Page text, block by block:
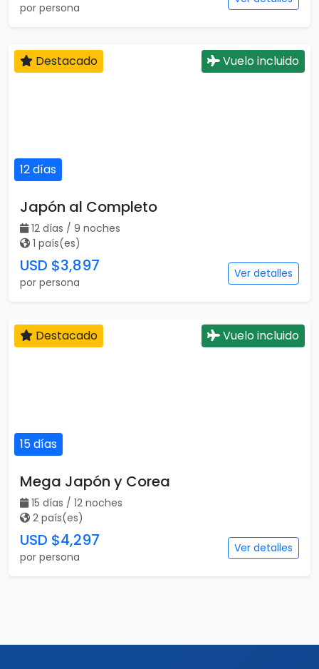
por persona
12 días
Destacado Vuelo incluido
Japón al Completo
12 días / 9 noches
1 país(es)
USD $3,897
por persona
Ver detalles
15 días
Destacado Vuelo incluido
Mega Japón y Corea
15 días / 12 noches
2 país(es)
USD $4,297
por persona
Ver detalles